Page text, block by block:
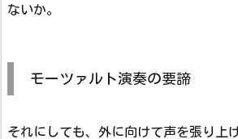
ないか。
モーツァルト演奏の要諦
それにしても、外に向けて声を張り上